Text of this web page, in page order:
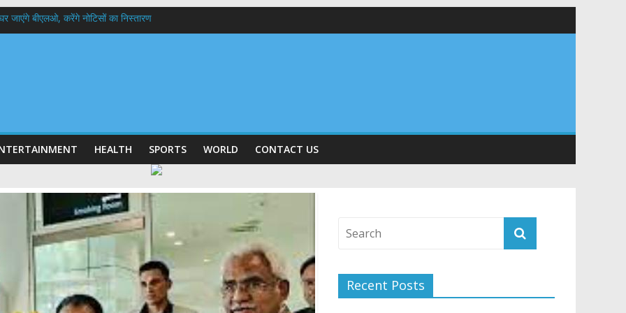
जाएंगे बीएलओ, करेंगे नोटिसों का निस्तारण
रहें अधिकारी-मुख्य सचिव मानसून-एसईओसी से मुख्य सचिव ने की विस्तृत समीक्षा कहा-बंद सड़कों को शीघ्र खोला जाए, लोगों को न हो दिक्कत
HEALTH SPORTS WORLD CONTACT US
Recent Posts